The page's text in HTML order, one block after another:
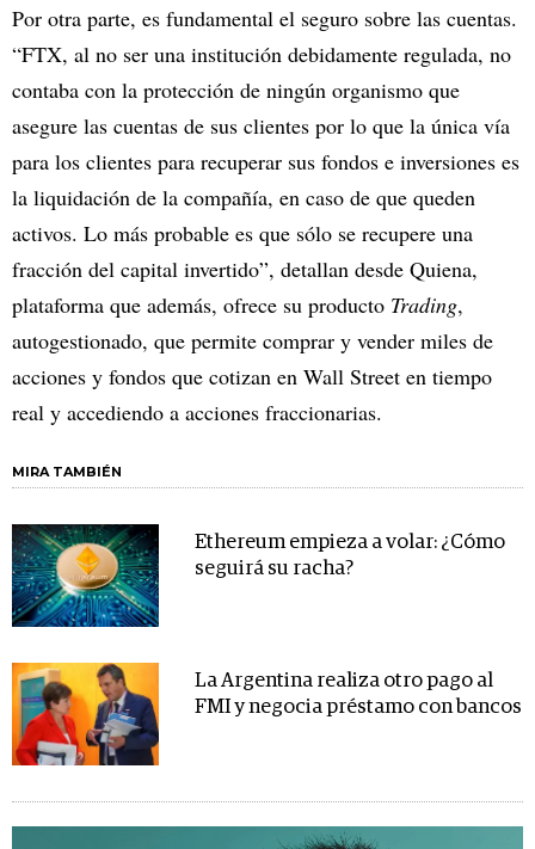
Por otra parte, es fundamental el seguro sobre las cuentas.
“FTX, al no ser una institución debidamente regulada, no
contaba con la protección de ningún organismo que
asegure las cuentas de sus clientes por lo que la única vía
para los clientes para recuperar sus fondos e inversiones es
la liquidación de la compañía, en caso de que queden
activos. Lo más probable es que sólo se recupere una
fracción del capital invertido”, detallan desde Quiena,
plataforma que además, ofrece su producto Trading,
autogestionado, que permite comprar y vender miles de
acciones y fondos que cotizan en Wall Street en tiempo
real y accediendo a acciones fraccionarias.
MIRA TAMBIÉN
Ethereum empieza a volar: ¿Cómo
seguirá su racha?
La Argentina realiza otro pago al
FMI y negocia préstamo con bancos